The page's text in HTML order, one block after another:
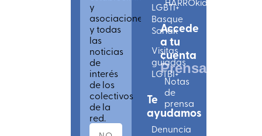
y
asociaciones
y todas
las
noticias
de
interés
de los
colectivos
de la
red.
LGBTI+
Basque
Sariak
Visitas
guiadas
LGTBI+
Te
ayudamos
Denuncia
Accede
a tu
cuenta
Prensa
Notas
de
prensa